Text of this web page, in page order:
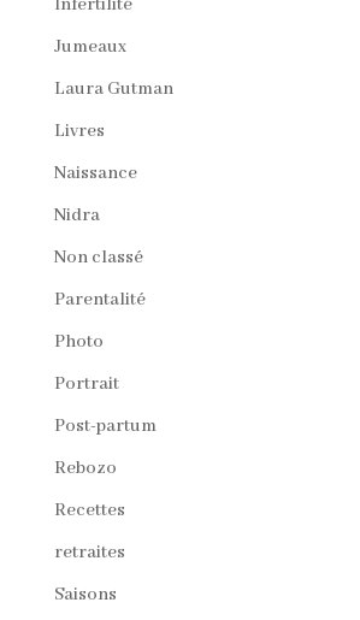
Infertilité
Jumeaux
Laura Gutman
Livres
Naissance
Nidra
Non classé
Parentalité
Photo
Portrait
Post-partum
Rebozo
Recettes
retraites
Saisons